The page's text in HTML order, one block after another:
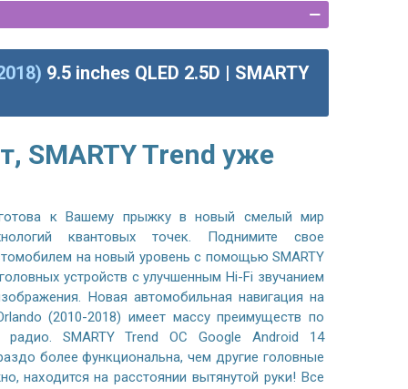
9.5 inches QLED 2.5D | SMARTY
SMARTY Trend уже
к Вашему прыжку в новый смелый мир
квантовых точек. Поднимите свое
на новый уровень с помощью SMARTY
устройств с улучшенным Hi-Fi звучанием
Новая автомобильная навигация на
(2010-2018) имеет массу преимуществ по
радио. SMARTY Trend ОС Google Android 14
более функциональна, чем другие головные
находится на расстоянии вытянутой руки! Все